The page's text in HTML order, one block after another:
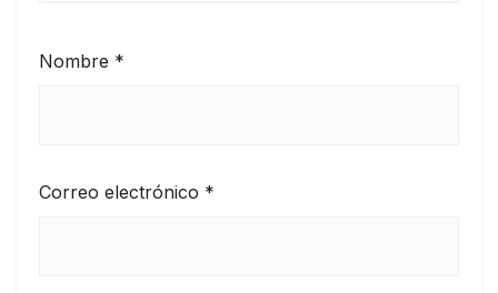
Nombre *
Correo electrónico *